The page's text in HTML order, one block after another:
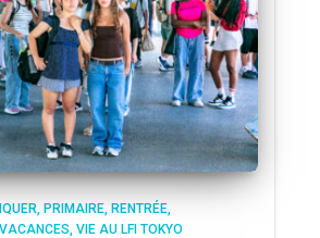
PRIMAIRE RENTRÉE
VACANCES VIE AU LFI TOKYO